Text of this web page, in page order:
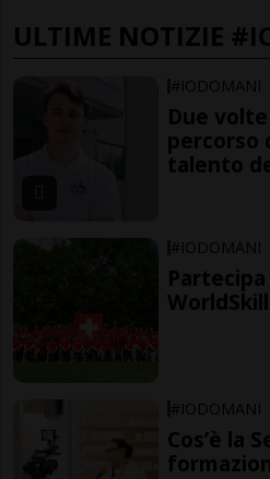
ULTIME NOTIZIE
#IODOMANI
Due
percorso
talento
#IODOMANI
#IODOMANI
Cos’è la